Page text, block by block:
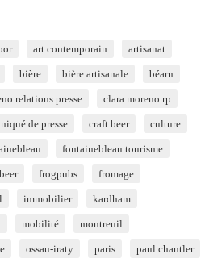
art contemporain artisanat
bière bière artisanale béarn
relations presse clara moreno rp
de presse craft beer culture
fontainebleau tourisme
frogpubs fromage
immobilier kardham
mobilité montreuil
ossau-iraty paris paul chantler